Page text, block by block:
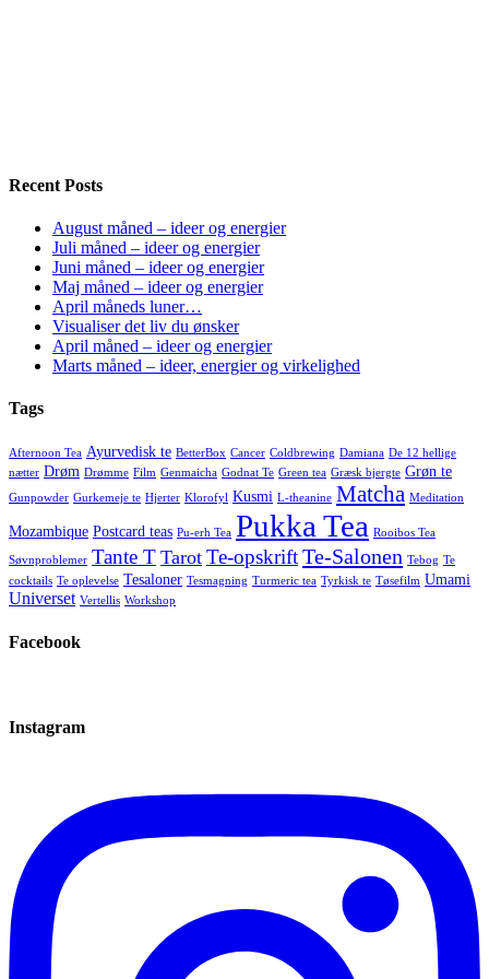
Recent Posts
August måned – ideer og energier
Juli måned – ideer og energier
Juni måned – ideer og energier
Maj måned – ideer og energier
April måneds luner…
Visualiser det liv du ønsker
April måned – ideer og energier
Marts måned – ideer, energier og virkelighed
Tags
Afternoon Tea Ayurvedisk te BetterBox Cancer Coldbrewing Damiana De 12 hellige
nætter Drøm Drømme Film Genmaicha Godnat Te Green tea Græsk bjergte Grøn te
Gunpowder Gurkemeje te Hjerter Klorofyl Kusmi L-theanine Matcha Meditation
Mozambique Postcard teas Pu-erh Tea Pukka Tea Rooibos Tea
Søvnproblemer Tante T Tarot Te-opskriftTe-Salonen Tebog Te
cocktails Te oplevelse Tesaloner Tesmagning Turmeric tea Tyrkisk te Tøsefilm Umami
Universet Vertellis Workshop
Facebook
Instagram